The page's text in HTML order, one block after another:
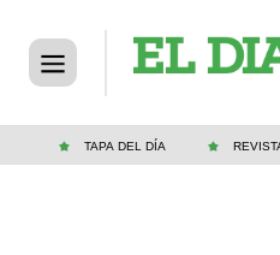
TAPA DEL DÍA